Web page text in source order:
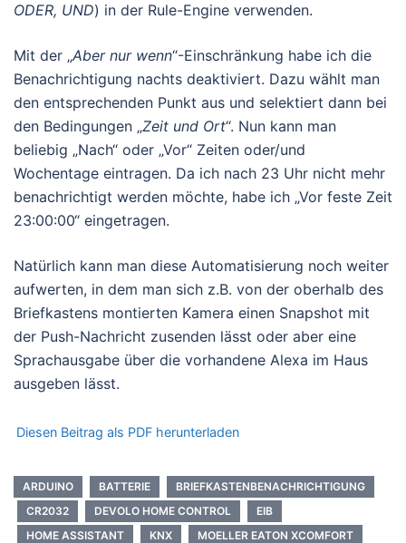
ODER, UND) in der Rule-Engine verwenden.
Mit der „Aber nur wenn“-Einschränkung habe ich die
Benachrichtigung nachts deaktiviert. Dazu wählt man
den entsprechenden Punkt aus und selektiert dann bei
den Bedingungen „Zeit und Ort“. Nun kann man
beliebig „Nach“ oder „Vor“ Zeiten oder/und
Wochentage eintragen. Da ich nach 23 Uhr nicht mehr
benachrichtigt werden möchte, habe ich „Vor feste Zeit
23:00:00“ eingetragen.
Natürlich kann man diese Automatisierung noch weiter
aufwerten, in dem man sich z.B. von der oberhalb des
Briefkastens montierten Kamera einen Snapshot mit
der Push-Nachricht zusenden lässt oder aber eine
Sprachausgabe über die vorhandene Alexa im Haus
ausgeben lässt.
Diesen Beitrag als PDF herunterladen
ARDUINO BATTERIE
BRIEFKASTENBENACHRICHTIGUNG
CR2032
DEVOLO HOME CONTROL
EIB
HOME ASSISTANT
KNX
MOELLER EATON XCOMFORT